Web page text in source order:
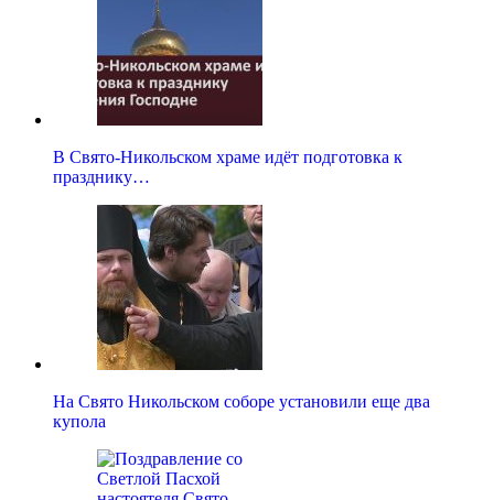
В Свято-Никольском храме идёт подготовка к
празднику…
На Свято Никольском соборе установили еще два
купола